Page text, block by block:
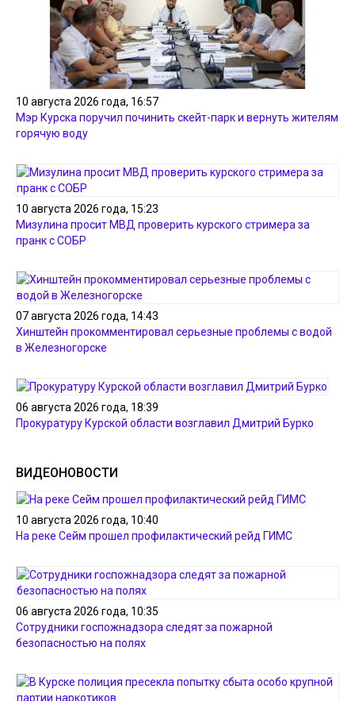
10 августа 2026 года, 16:57
Мэр Курска поручил починить скейт-парк и вернуть жителям
горячую воду
10 августа 2026 года, 15:23
Мизулина просит МВД проверить курского стримера за
пранк с СОБР
07 августа 2026 года, 14:43
Хинштейн прокомментировал серьезные проблемы с водой
в Железногорске
06 августа 2026 года, 18:39
Прокуратуру Курской области возглавил Дмитрий Бурко
ВИДЕОНОВОСТИ
10 августа 2026 года, 10:40
На реке Сейм прошел профилактический рейд ГИМС
06 августа 2026 года, 10:35
Сотрудники госпожнадзора следят за пожарной
безопасностью на полях